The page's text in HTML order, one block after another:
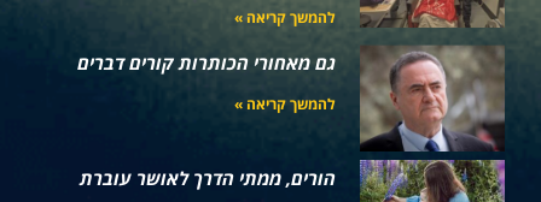
להמשך קריאה »
גם מאחורי הכותרות קורים דברים
להמשך קריאה »
הורים, ממתי הדרך לאושר עוברת